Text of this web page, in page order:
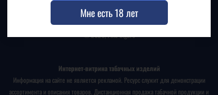
г. Москва, Ленинский проспект, д. 68/10
© 2026, Fine Cigars
Интернет-витрина табачных изделий
Информация на сайте не является рекламой. Ресурс служит для демонстрации
ассортимента и описания товаров. Дистанционная продажа табачной продукции и
Мне есть 18 лет